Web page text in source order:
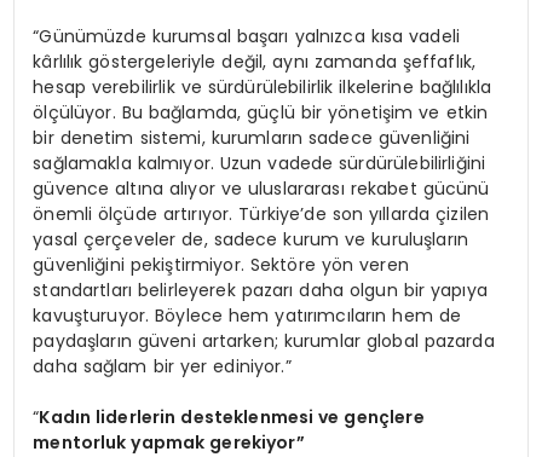
“Günümüzde kurumsal başarı yalnızca kısa vadeli
kârlılık göstergeleriyle değil, aynı zamanda şeffaflık,
hesap verebilirlik ve sürdürülebilirlik ilkelerine bağlılıkla
ölçülüyor. Bu bağlamda, güçlü bir yönetişim ve etkin
bir denetim sistemi, kurumların sadece güvenliğini
sağlamakla kalmıyor. Uzun vadede sürdürülebilirliğini
güvence altına alıyor ve uluslararası rekabet gücünü
önemli ölçüde artırıyor. Türkiye’de son yıllarda çizilen
yasal çerçeveler de, sadece kurum ve kuruluşların
güvenliğini pekiştirmiyor. Sektöre yön veren
standartları belirleyerek pazarı daha olgun bir yapıya
kavuşturuyor. Böylece hem yatırımcıların hem de
paydaşların güveni artarken; kurumlar global pazarda
daha sağlam bir yer ediniyor.”
“Kadın liderlerin desteklenmesi ve gençlere
mentorluk yapmak gerekiyor”